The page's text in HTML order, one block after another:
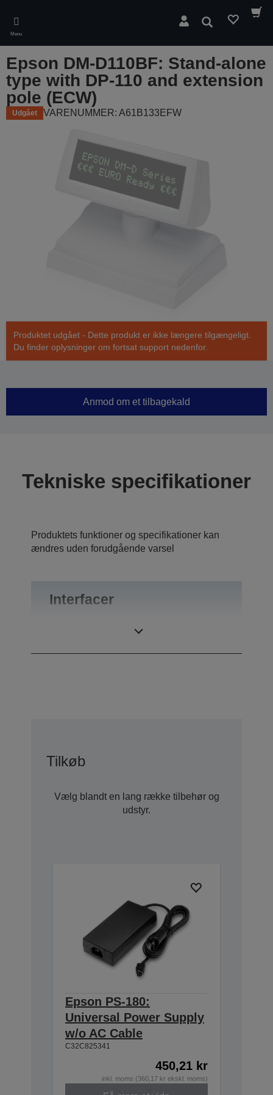
main
content
Menu
Søg
Epson DM-D110BF: Stand-alone
type with DP-110 and extension
pole (ECW)
Udgået VARENUMMER: A61B133EFW
Produktet udgået - Dette produkt er ikke længere tilgængeligt.
Du finder oplysninger om fortsat support nedenfor.
Anmod om et tilbagekald
Tekniske specifikationer
Produktets funktioner og specifikationer kan
ændres uden forudgående varsel
Interfacer
Tilkøb
Vælg blandt en lang række tilbehør og
udstyr.
Epson PS-180:
Universal Power Supply
w/o AC Cable
C32C825341
450,21 kr
inkl. moms (360,17 kr ekskl. moms)